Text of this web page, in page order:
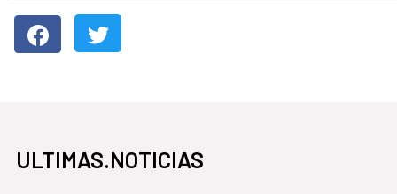
ULTIMAS.NOTICIAS